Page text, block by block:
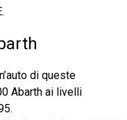
di queste
Abarth ai livelli